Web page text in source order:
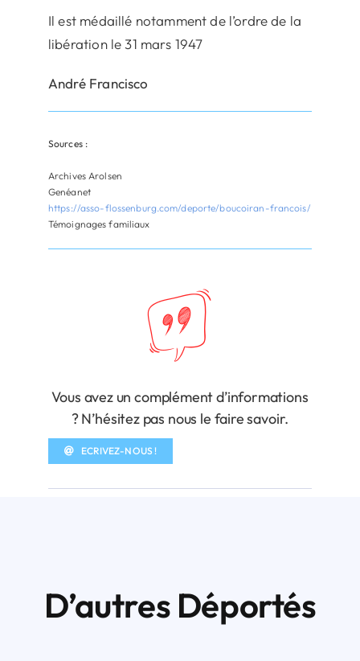
Il est médaillé notamment de l’ordre de la
libération le 31 mars 1947
André Francisco
Sources :
Archives Arolsen
Genéanet
https://asso-flossenburg.com/deporte/boucoiran-francois/
Témoignages familiaux
Vous avez un complément d’informations
? N’hésitez pas nous le faire savoir.
ECRIVEZ-NOUS !
D’autres Déportés